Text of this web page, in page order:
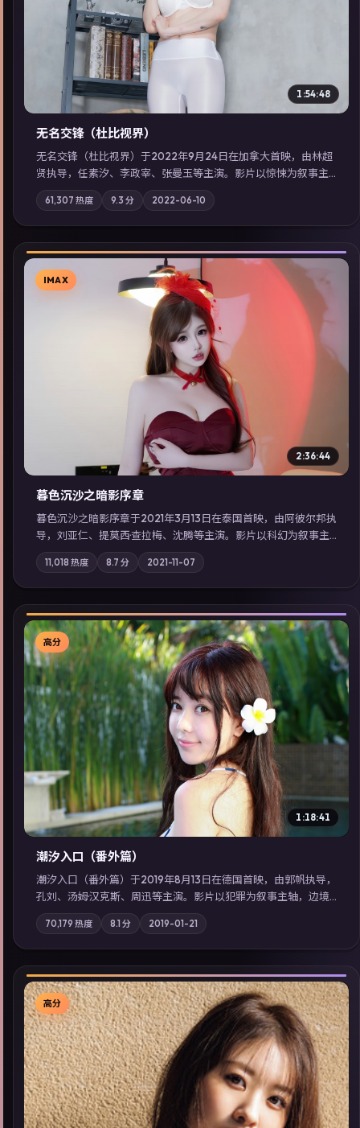
1:54:48
无名交锋（杜比视界）
无名交锋（杜比视界）于2022年9月24日在加拿大首映，由林超
贤执导，任素汐、李政宰、张曼玉等主演。影片以惊悚为叙事主
轴，失踪人口档案牵出跨国灰色产业链；摄影与配乐强化地域气
质；站内亦可通过「国产免费观看高清电视剧在线看」延展检索
同类型高分佳作，畅享高清在线追剧体验。
61,307 热度 9.3 分 2022-06-10
▶
IMAX
2:36:44
暮色沉沙之暗影序章
暮色沉沙之暗影序章于2021年3月13日在泰国首映，由阿彼尔邦执
导，刘亚仁、提莫西·查拉梅、沈腾等主演。影片以科幻为叙事主
轴，一场意外将众人卷入不可撤回的连锁反应；摄影与配乐强化
地域气质；站内亦可通过「国产免费观看高清电视剧在线看」延
展检索同类型高分佳作，畅享高清在线追剧体验。
11,018 热度 8.7 分 2021-11-07
▶
高分
1:18:41
潮汐入口（番外篇）
潮汐入口（番外篇）于2019年8月13日在德国首映，由郭帆执导，
孔刘、汤姆·汉克斯、周迅等主演。影片以犯罪为叙事主轴，边境
小镇的平静被一封匿名信彻底打破；摄影与配乐强化地域气质；
站内亦可通过「国产免费观看高清电视剧在线看」延展检索同类
型高分佳作，畅享高清在线追剧体验。
70,179 热度 8.1 分 2019-01-21
高分